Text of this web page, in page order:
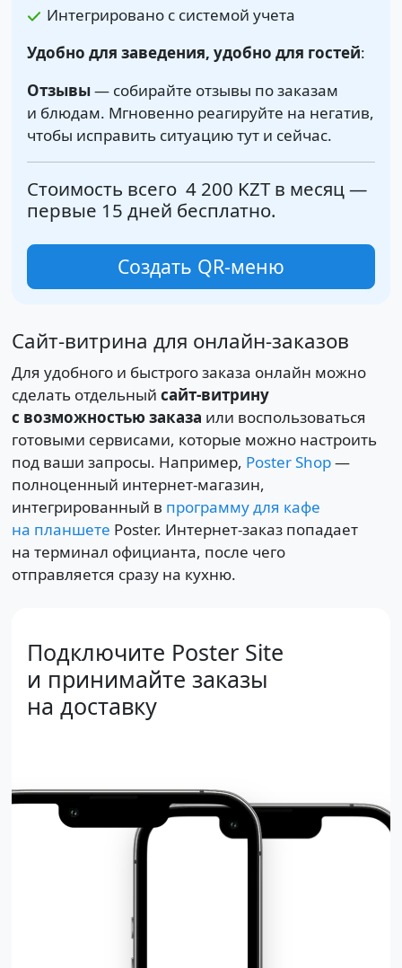
Интегрировано с системой учета
Удобно для заведения, удобно для гостей:
Отзывы— собирайте отзывы по заказам
и блюдам. Мгновенно реагируйте на негатив,
чтобы исправить ситуацию тут и сейчас.
Стоимость всего 4 200 KZTв месяц —
первые 15 дней бесплатно.
Cоздать QR-меню
Сайт-витрина для онлайн-заказов
Для удобного и быстрого заказа онлайн можно
сделать отдельный сайт-витрину
с возможностью заказа или воспользоваться
готовыми сервисами, которые можно настроить
под ваши запросы. Например, Poster Shop—
полноценный интернет-магазин,
интегрированный в программу для кафе
на планшете Poster. Интернет-заказ попадает
на терминал официанта, после чего
отправляется сразу на кухню.
Подключите Poster Site
и принимайте заказы
на доставку